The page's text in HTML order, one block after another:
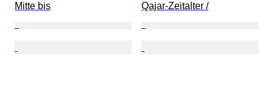
Mitte bis
Qajar-Zeitalter /